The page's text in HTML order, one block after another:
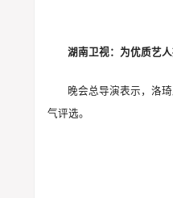
湖南卫视：为优质艺
晚会总导演表示，洛
气评选。